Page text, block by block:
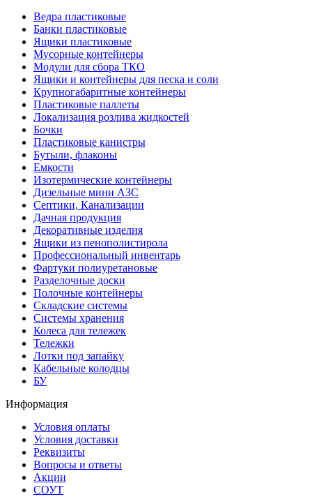
Ведра пластиковые
Банки пластиковые
Ящики пластиковые
Мусорные контейнеры
Модули для сбора ТКО
Ящики и контейнеры для песка и соли
Крупногабаритные контейнеры
Пластиковые паллеты
Локализация розлива жидкостей
Бочки
Пластиковые канистры
Бутыли, флаконы
Емкости
Изотермические контейнеры
Дизельные мини АЗС
Септики, Канализации
Дачная продукция
Декоративные изделия
Ящики из пенополистирола
Профессиональный инвентарь
Фартуки полиуретановые
Разделочные доски
Полочные контейнеры
Складские системы
Системы хранения
Колеса для тележек
Тележки
Лотки под запайку
Кабельные колодцы
БУ
Информация
Условия оплаты
Условия доставки
Реквизиты
Вопросы и ответы
Акции
СОУТ